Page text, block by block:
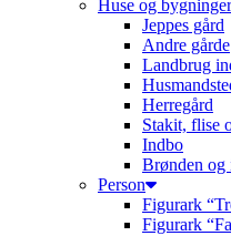
Huse og bygninger
Jeppes gård
Andre gårde
Landbrug
Herregård
Stakit, flise
Indbo
Brønden og
Person
Figurark
Figurark